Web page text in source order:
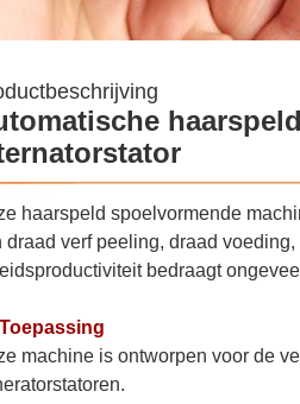
haarspeld spoelvormende
draad verf peeling, draad
bedraagt
machine is ontworpen voor de